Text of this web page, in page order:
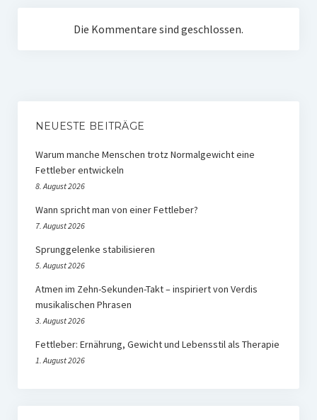
Die Kommentare sind geschlossen.
NEUESTE BEITRÄGE
Warum manche Menschen trotz Normalgewicht eine
Fettleber entwickeln
8. August 2026
Wann spricht man von einer Fettleber?
7. August 2026
Sprunggelenke stabilisieren
5. August 2026
Atmen im Zehn-Sekunden-Takt – inspiriert von Verdis
musikalischen Phrasen
3. August 2026
Fettleber: Ernährung, Gewicht und Lebensstil als Therapie
1. August 2026